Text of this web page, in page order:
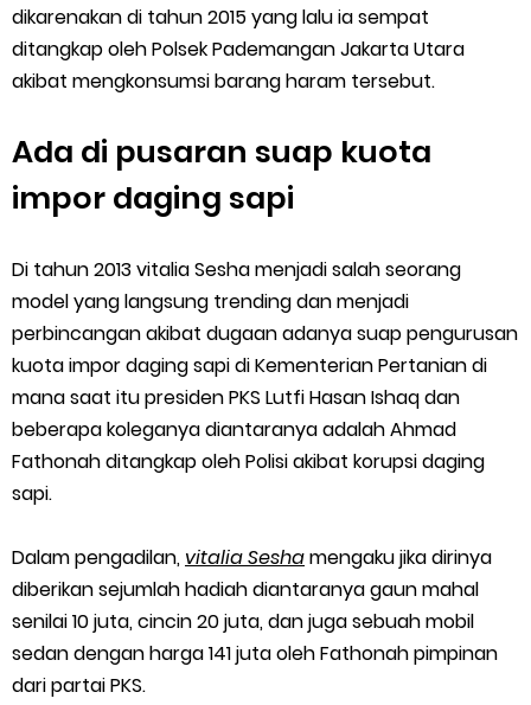
dikarenakan di tahun 2015 yang lalu ia sempat
ditangkap oleh Polsek Pademangan Jakarta Utara
akibat mengkonsumsi barang haram tersebut.
Ada di pusaran suap kuota
impor daging sapi
Di tahun 2013 vitalia Sesha menjadi salah seorang
model yang langsung trending dan menjadi
perbincangan akibat dugaan adanya suap pengurusan
kuota impor daging sapi di Kementerian Pertanian di
mana saat itu presiden PKS Lutfi Hasan Ishaq dan
beberapa koleganya diantaranya adalah Ahmad
Fathonah ditangkap oleh Polisi akibat korupsi daging
sapi.
Dalam pengadilan, vitalia Seshamengaku jika dirinya
diberikan sejumlah hadiah diantaranya gaun mahal
senilai 10 juta, cincin 20 juta, dan juga sebuah mobil
sedan dengan harga 141 juta oleh Fathonah pimpinan
dari partai PKS.